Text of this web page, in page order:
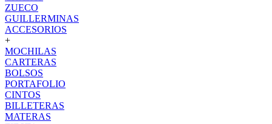
ZUECO
GUILLERMINAS
ACCESORIOS
+
MOCHILAS
CARTERAS
BOLSOS
PORTAFOLIO
CINTOS
BILLETERAS
MATERAS